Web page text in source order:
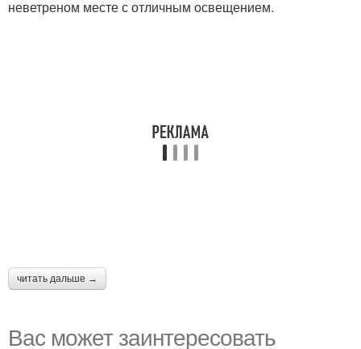
неветреном месте с отличным освещением.
читать дальше →
Вас может заинтересовать